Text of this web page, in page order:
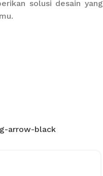
solusi desain yang